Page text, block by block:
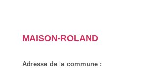
MAISON-ROLAND
Adresse de la commune :